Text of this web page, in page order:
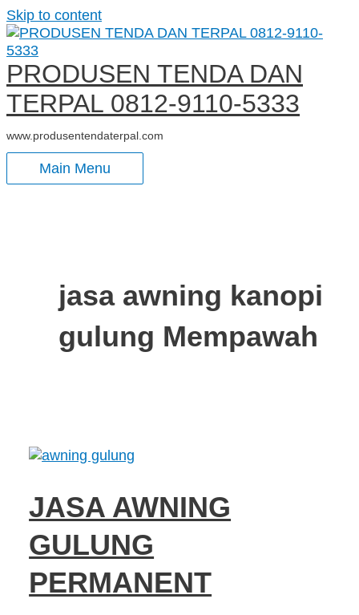
Skip to content
PRODUSEN TENDA DAN
TERPAL 0812-9110-5333
www.produsentendaterpal.com
Main Menu
jasa awning kanopi
gulung Mempawah
JASA AWNING
GULUNG
PERMANENT